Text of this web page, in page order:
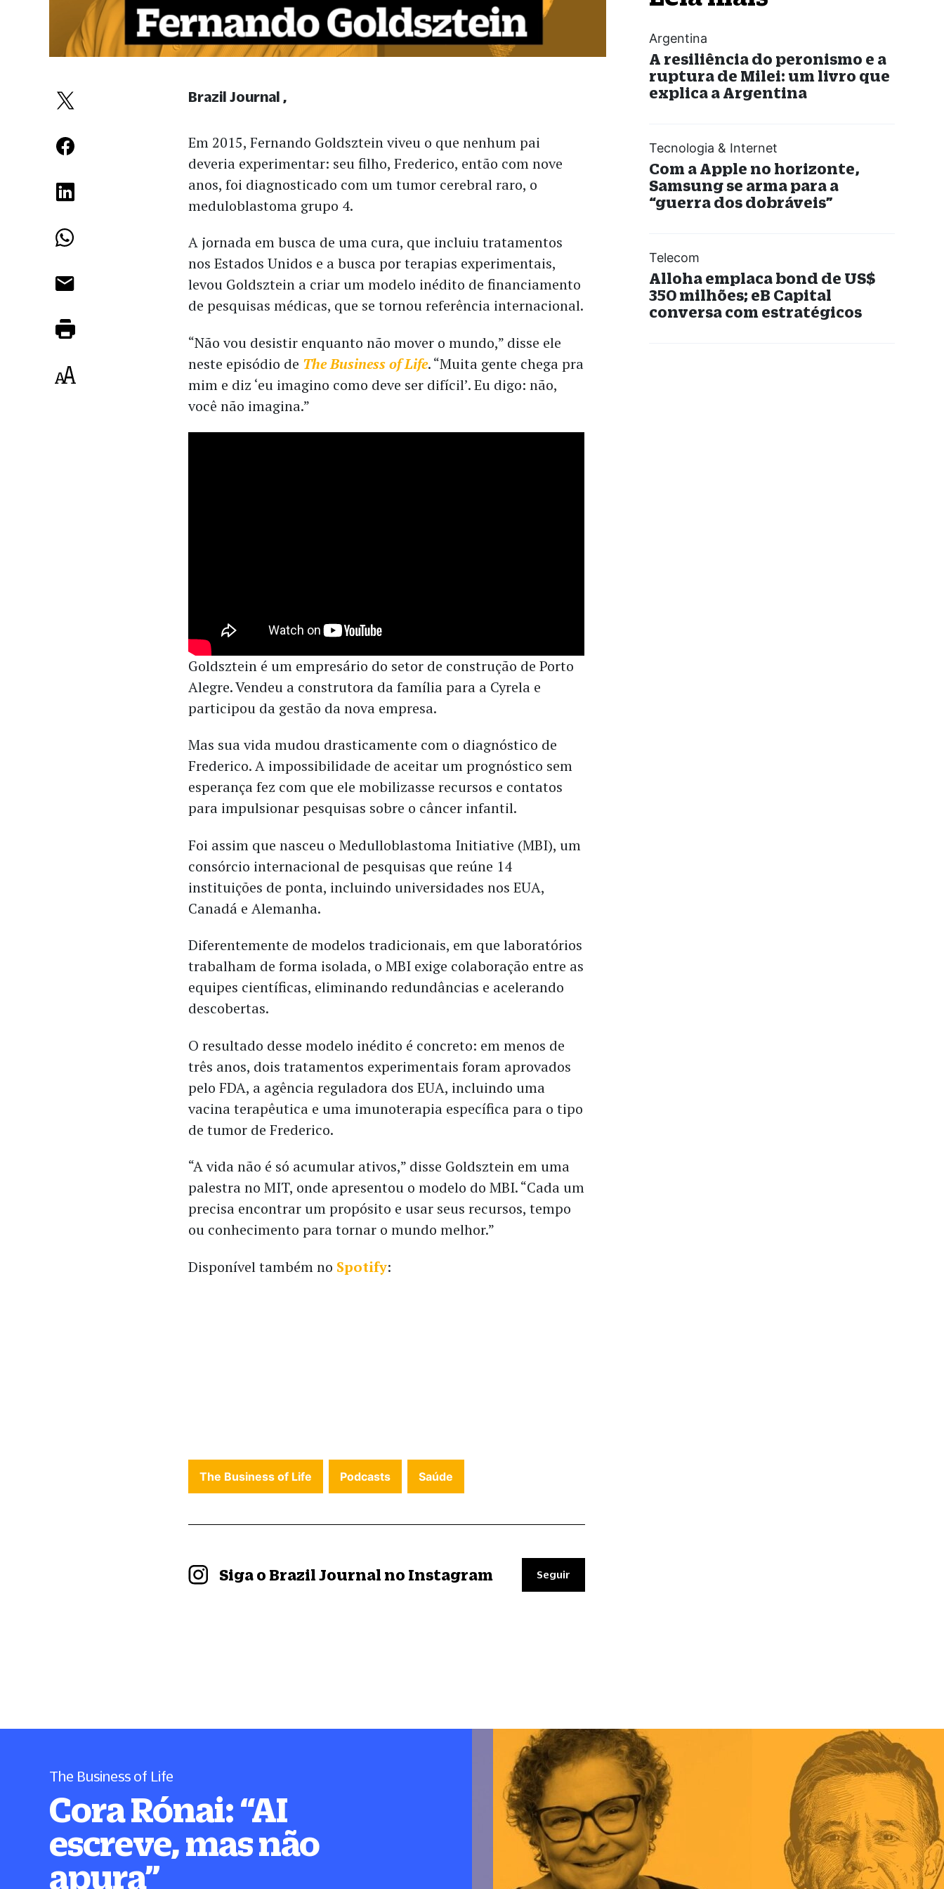
Em 2015, Fernando Goldsztein viveu o que nenhum pai
deveria experimentar: seu filho, Frederico, então com nove
anos, foi diagnosticado com um tumor cerebral raro, o
meduloblastoma grupo 4.
A jornada em busca de uma cura, que incluiu tratamentos
nos Estados Unidos e a busca por terapias experimentais,
levou Goldsztein a criar um modelo inédito de financiamento
de pesquisas médicas, que se tornou referência internacional.
“Não vou desistir enquanto não mover o mundo,” disse ele
neste episódio de The Business of Life.“Muita gente chega pra
mim e diz ‘eu imagino como deve ser difícil’. Eu digo: não,
você não imagina.”
Goldsztein é um empresário do setor de construção de Porto
Alegre. Vendeu a construtora da família para a Cyrela e
participou da gestão da nova empresa.
Mas sua vida mudou drasticamente com o diagnóstico de
Frederico. A impossibilidade de aceitar um prognóstico sem
esperança fez com que ele mobilizasse recursos e contatos
para impulsionar pesquisas sobre o câncer infantil.
Foi assim que nasceu o Medulloblastoma Initiative (MBI), um
consórcio internacional de pesquisas que reúne 14
instituições de ponta, incluindo universidades nos EUA,
Canadá e Alemanha.
Diferentemente de modelos tradicionais, em que laboratórios
trabalham de forma isolada, o MBI exige colaboração entre as
equipes científicas, eliminando redundâncias e acelerando
descobertas.
O resultado desse modelo inédito é concreto: em menos de
três anos, dois tratamentos experimentais foram aprovados
pelo FDA, a agência reguladora dos EUA, incluindo uma
vacina terapêutica e uma imunoterapia específica para o tipo
de tumor de Frederico.
“A vida não é só acumular ativos,” disse Goldsztein em uma
palestra no MIT, onde apresentou o modelo do MBI. “Cada um
precisa encontrar um propósito e usar seus recursos, tempo
ou conhecimento para tornar o mundo melhor.”
Disponível também no Spotify:
Brazil Journal
The Business of Life Podcasts Saúde
Siga o Brazil Journal no Instagram Seguir
Argentina
A resiliência do peronismo e a
ruptura de Milei: um livro que
explica a Argentina
Tecnologia & Internet
Com a Apple no horizonte,
Samsung se arma para a
“guerra dos dobráveis”
Telecom
Alloha emplaca bond de US$
350 milhões; eB Capital
conversa com estratégicos
The Business of Life
Cora Rónai:“AI
escreve, mas não
apura”